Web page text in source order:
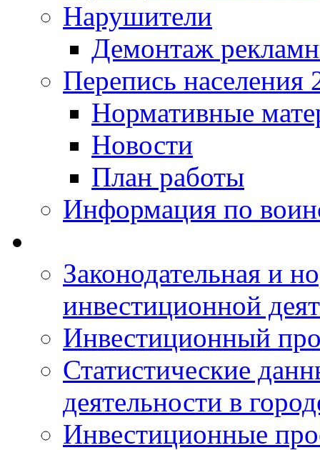
Нарушители
Демонтаж
Перепись населения
Нормативные
Новости
План работы
Информация по
Законодательная и
инвестиционной
Инвестиционный
Статистические
деятельности в
Инвестиционные